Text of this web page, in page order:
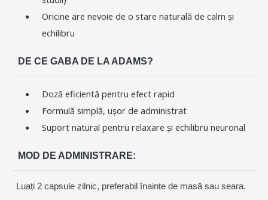
Oricine are nevoie de o stare naturală de calm și
echilibru
DE CE GABA DE LA ADAMS?
Doză eficientă pentru efect rapid
Formulă simplă, ușor de administrat
Suport natural pentru relaxare și echilibru neuronal
MOD DE ADMINISTRARE:
Luați 2 capsule zilnic, preferabil înainte de masă sau seara.